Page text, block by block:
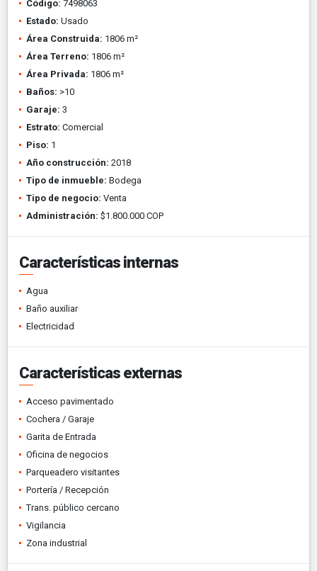
Código: 7498063
Estado: Usado
Área Construida: 1806 m²
Área Terreno: 1806 m²
Área Privada: 1806 m²
Baños: >10
Garaje: 3
Estrato: Comercial
Piso: 1
Año construcción: 2018
Tipo de inmueble: Bodega
Tipo de negocio: Venta
Administración: $1.800.000 COP
Características internas
Agua
Baño auxiliar
Electricidad
Características externas
Acceso pavimentado
Cochera / Garaje
Garita de Entrada
Oficina de negocios
Parqueadero visitantes
Portería / Recepción
Trans. público cercano
Vigilancia
Zona industrial